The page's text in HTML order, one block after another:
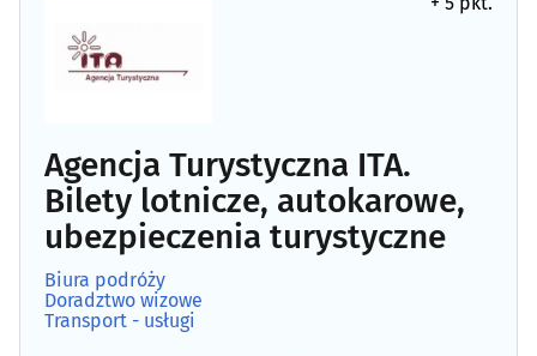
Audytorskie usługi
Bankomaty (120)
Brokerzy(22)
Celne agencje(19)
Doradztwo personalne
Agencja Turystyczna ITA.
Bilety lotnicze, autokarowe,
ubezpieczenia turystyczne
Biura podróży
Doradztwo wizowe
Transport - usługi